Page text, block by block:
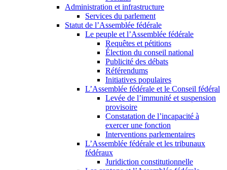
Administration et infrastructure
Services du parlement
Statut de l’Assemblée fédérale
Le peuple et l’Assemblée fédérale
Requêtes et pétitions
Élection du conseil national
Publicité des débats
Référendums
Initiatives populaires
L’Assemblée fédérale et le Conseil fédéral
Levée de l’immunité et suspension
provisoire
Constatation de l’incapacité à
exercer une fonction
Interventions parlementaires
L’Assemblée fédérale et les tribunaux
fédéraux
Juridiction constitutionnelle